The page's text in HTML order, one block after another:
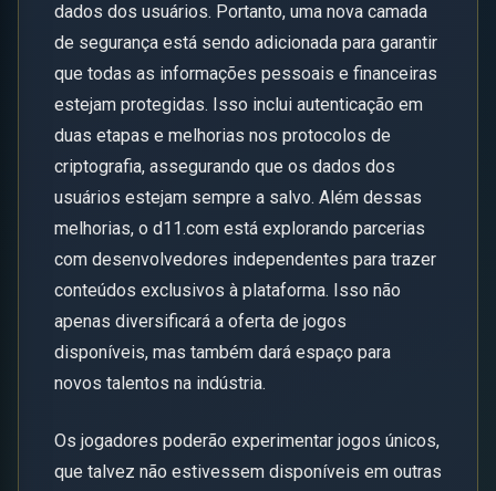
dados dos usuários. Portanto, uma nova camada
de segurança está sendo adicionada para garantir
que todas as informações pessoais e financeiras
estejam protegidas. Isso inclui autenticação em
duas etapas e melhorias nos protocolos de
criptografia, assegurando que os dados dos
usuários estejam sempre a salvo. Além dessas
melhorias, o d11.com está explorando parcerias
com desenvolvedores independentes para trazer
conteúdos exclusivos à plataforma. Isso não
apenas diversificará a oferta de jogos
disponíveis, mas também dará espaço para
novos talentos na indústria.
Os jogadores poderão experimentar jogos únicos,
que talvez não estivessem disponíveis em outras